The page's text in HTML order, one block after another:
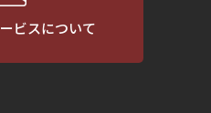
ビスについて